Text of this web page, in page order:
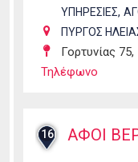
ΥΠΗΡΕΣΙΕΣ,
ΠΥΡΓΟΣ
Γορτυνίας
Τηλέφωνο
16 ΑΦΟΙ